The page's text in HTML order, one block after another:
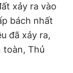
xảy ra vào
bách nhất
đã xảy ra,
toàn, Thủ